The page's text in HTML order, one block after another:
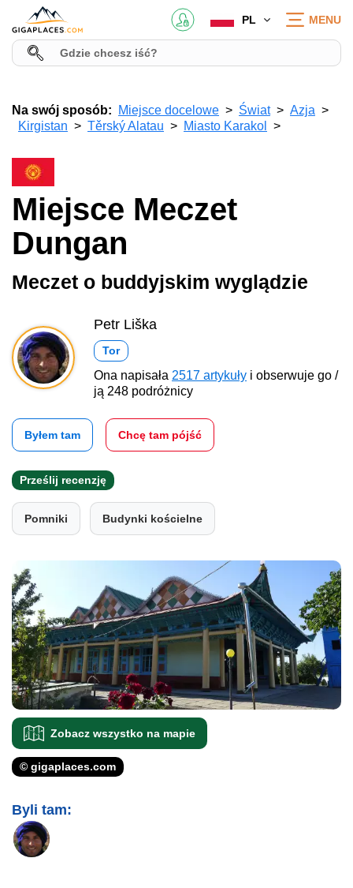
PL MENU
Na swój sposób: Miejsce docelowe Świat
Azja
Kirgistan
Těrský Alatau Miasto Karakol
Miejsce Meczet
Dungan
Meczet o buddyjskim wyglądzie
Petr Liška
Tor
Ona napisała 2517 artykuły i obserwuje go /
ją 248 podróżnicy
Byłem tam Chcę tam pójść
Prześlij recenzję
Pomniki Budynki kościelne
Zobacz wszystko na mapie
© gigaplaces.com
Byli tam: